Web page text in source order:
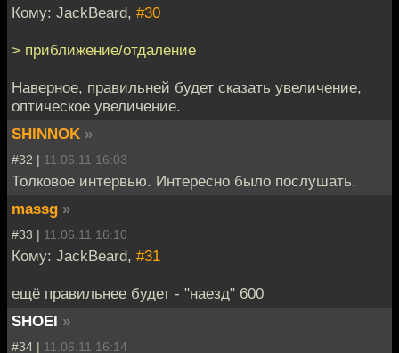
Кому: JackBeard, #30
> приближение/отдаление
Наверное, правильней будет сказать увеличение,
оптическое увеличение.
SHINNOK »
#32 | 11.06.11 16:03
Толковое интервью. Интересно было послушать.
massg »
#33 | 11.06.11 16:10
Кому: JackBeard, #31
ещё правильнее будет - "наезд" 600
SHOEI »
#34 | 11.06.11 16:14